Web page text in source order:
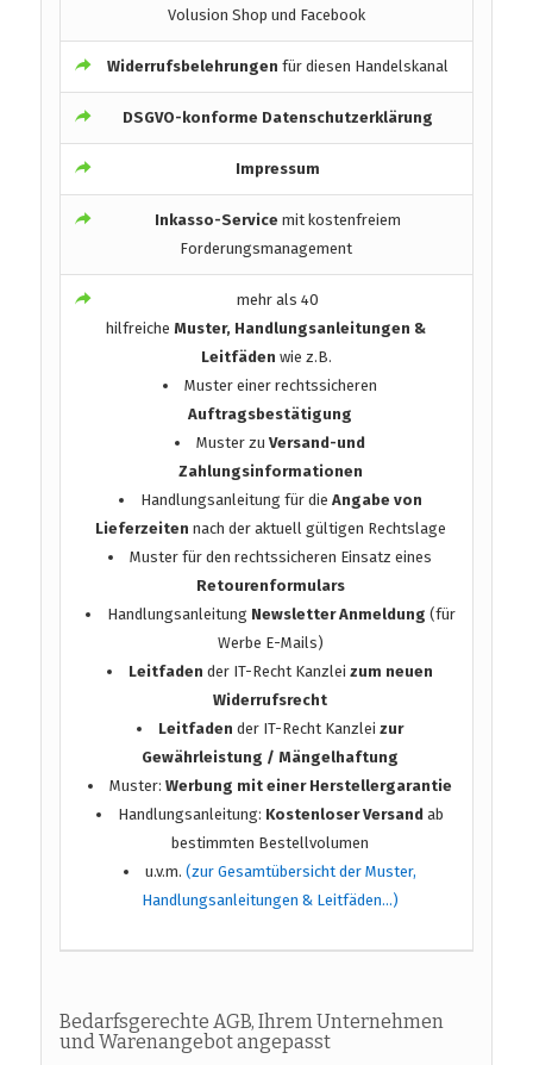
Volusion Shop und Facebook
Widerrufsbelehrungenfür diesen Handelskanal
DSGVO-konforme Datenschutzerklärung
Impressum
Inkasso-Service mit kostenfreiem
Forderungsmanagement
mehr als 40
hilfreicheMuster, Handlungsanleitungen &
Leitfäden wie z.B.
Muster einer rechtssicheren
Auftragsbestätigung
Muster zuVersand-und
Zahlungsinformationen
Handlungsanleitung für die Angabe von
Lieferzeiten nach der aktuell gültigen Rechtslage
Muster für den rechtssicheren Einsatz eines
Retourenformulars
Handlungsanleitung Newsletter Anmeldung (für
Werbe E-Mails)
Leitfaden der IT-Recht Kanzleizum neuen
Widerrufsrecht
Leitfaden der IT-Recht Kanzleizur
Gewährleistung / Mängelhaftung
Muster:Werbung mit einer Herstellergarantie
Handlungsanleitung: Kostenloser Versand ab
bestimmten Bestellvolumen
u.v.m.(zur Gesamtübersicht der Muster,
Handlungsanleitungen & Leitfäden…)
Bedarfsgerechte AGB, Ihrem Unternehmen
und Warenangebot angepasst